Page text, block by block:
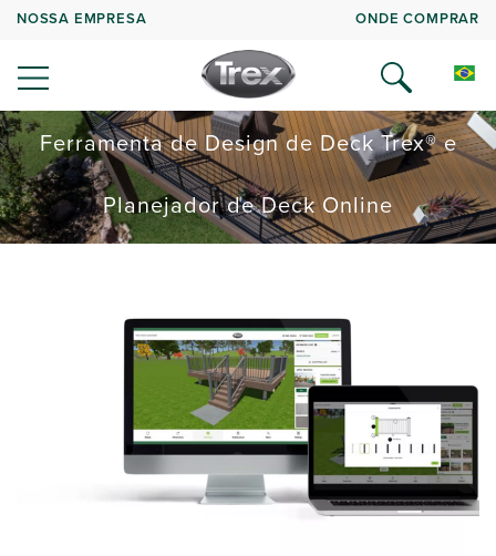
NOSSA EMPRESA ONDE COMPRAR
Ferramenta de Design de Deck Trex® e
Planejador de Deck Online